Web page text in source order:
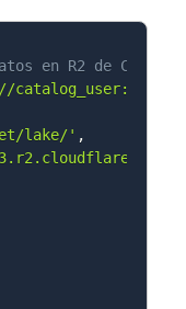
en R2 de
lake/' ,